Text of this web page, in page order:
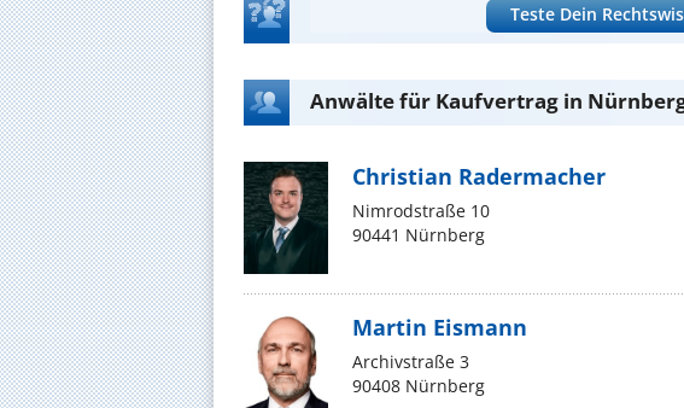
Teste Dein
Anwälte für Kaufvertrag in
Christian Radermacher
Nimrodstraße 10
90441 Nürnberg
Martin Eismann
Archivstraße 3
90408 Nürnberg